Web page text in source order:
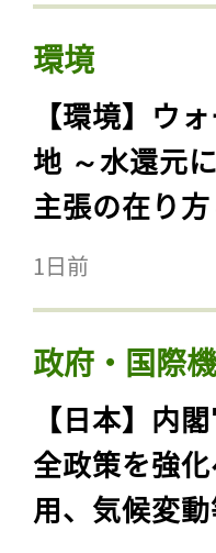
環境
【環境】ウ
地 ～水還元
主張の在り方
1日前
政府・国際
【日本】内
全政策を強
用、気候変